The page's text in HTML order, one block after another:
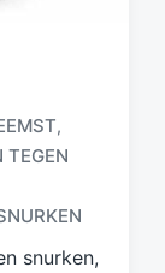
,
TEGEN
snurken,